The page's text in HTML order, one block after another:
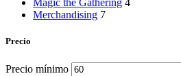
Magic the Gathering 4
Merchandising 7
Precio
Precio mínimo